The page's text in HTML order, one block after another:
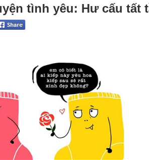
tình yêu: Hư cấu tất